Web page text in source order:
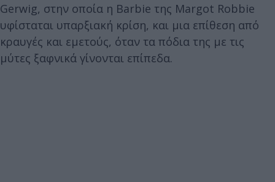
Gerwig, στην οποία η Barbie της Margot Robbie
υφίσταται υπαρξιακή κρίση, και μια επίθεση από
κραυγές και εμετούς, όταν τα πόδια της με τις
μύτες ξαφνικά γίνονται επίπεδα.